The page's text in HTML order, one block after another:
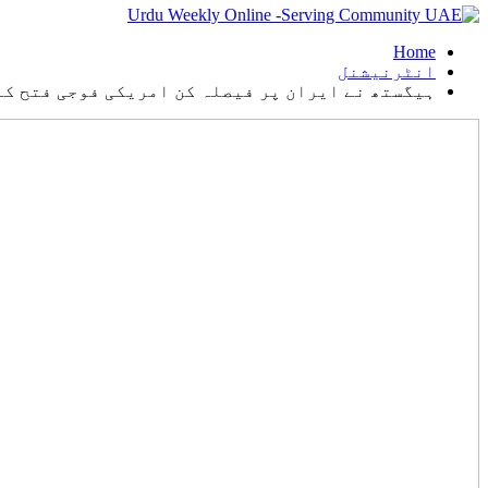
Home
انٹرنیشنل
ہیگستھ نے ایران پر فیصلہ کن امریکی فوجی فتح